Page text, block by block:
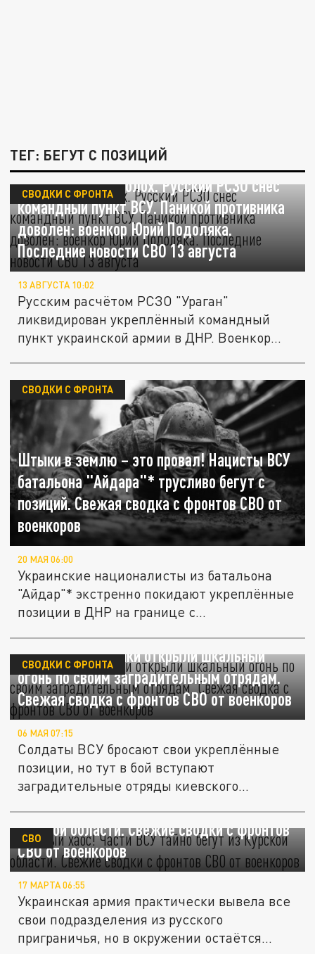
ТЕГ: БЕГУТ С ПОЗИЦИЙ
"Ураган" и переполох. Русский РСЗО снёс
командный пункт ВСУ. Паникой противника
доволен: военкор Юрий Подоляка.
Последние новости СВО 13 августа
СВОДКИ С ФРОНТА
13 АВГУСТА 10:02
Русским расчётом РСЗО "Ураган"
ликвидирован укреплённый командный
пункт украинской армии в ДНР. Военкор...
Штыки в землю – это провал! Нацисты ВСУ
батальона "Айдара"* трусливо бегут с
позиций. Свежая сводка с фронтов СВО от
военкоров
СВОДКИ С ФРОНТА
20 МАЯ 06:00
Украинские националисты из батальона
"Айдар"* экстренно покидают укреплённые
позиции в ДНР на границе с...
Украинские боевики открыли шкальный
огонь по своим заградительным отрядам.
Свежая сводка с фронтов СВО от военкоров
СВОДКИ С ФРОНТА
06 МАЯ 07:15
Солдаты ВСУ бросают свои укреплённые
позиции, но тут в бой вступают
заградительные отряды киевского...
Полный хаос! Части ВСУ тайно бегут из
Курской области. Свежие сводки с фронтов
СВО от военкоров
СВО
17 МАРТА 06:55
Украинская армия практически вывела все
свои подразделения из русского
приграничья, но в окружении остаётся...